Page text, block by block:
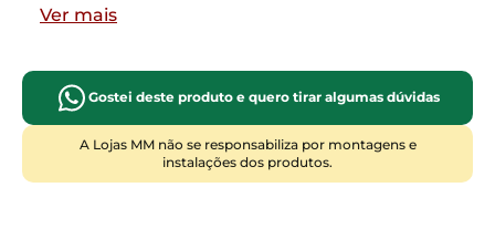
para momentos de relaxamento.
proporciona o equilíbrio perfeito entre
firmeza, garantindo conforto excepcional. Além disso, o
assento é reforçado com percintas elásticas trançadas
de 5cm e 6cm, molas espirais e molas ensacadas, o que
assegura uma experiência de sentar ainda mais
Ver mais
Gostei deste produto e quero tirar algumas dúvidas
A Lojas MM não se responsabiliza por montagens e
instalações dos produtos.